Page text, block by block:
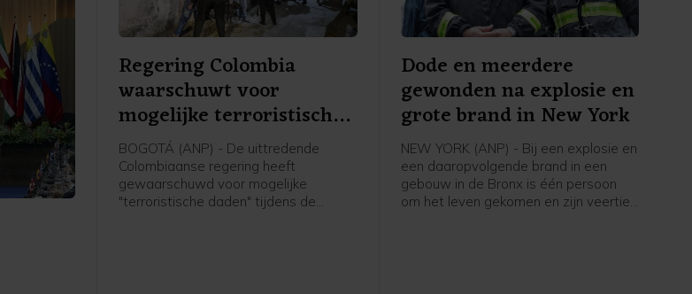
Regering Colombia
waarschuwt voor
mogelijke terroristische
daden
BOGOTÁ (ANP) - De uittredende
Colombiaanse regering heeft
gewaarschuwd voor mogelijke
"terroristische daden" tijdens de
Dode en meerdere
gewonden na explosie en
grote brand in New York
NEW YORK (ANP) - Bij een explosie en
een daaropvolgende brand in een
gebouw in de Bronx is één persoon
om het leven gekomen en zijn veertien